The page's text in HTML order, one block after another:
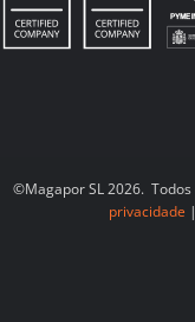
©Magapor SL 2026.
privacidade |